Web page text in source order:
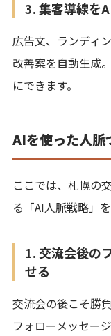
3. 集客導線を
広告文、ランディ
改善案を自動生成
にできます。
AIを使った人脈
ここでは、札幌の
る「AI人脈戦略」
1. 交流会後の
せる
交流会の後こそ勝
フォローメッセー